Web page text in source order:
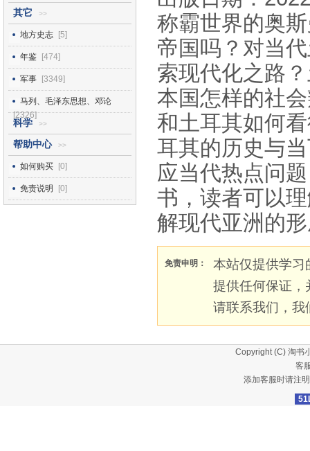
其它 >>
地方史志 [5]
年鉴 [474]
军事 [3349]
马列、毛泽东思想、邓论
[2326]
科学 >>
帮助中心 >>
如何购买 [0]
免责说明 [0]
称霸世界的奥
帝国吗？对当
索现代化之路
本国怎样的社
和土耳其如何
耳其的历史与
应当代热点问
书，读者可以
解现代亚洲的
免责申明：
本站仅提供学习
提供任何保证，
请联系我们，我
Copyright (C) 淘书
客
添加客服时请注